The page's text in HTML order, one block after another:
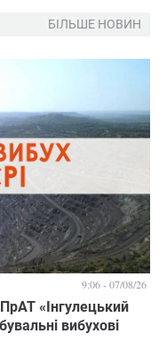
БІЛЬШЕ НОВИН
«Інгулецький
вибухові
9:06 - 07/08/26